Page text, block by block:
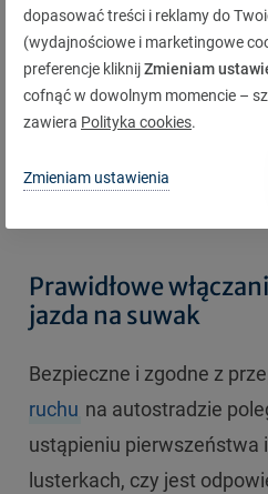
Trzeba także zachować
może zdarzyć się tak, że
chciał zacząć manewr
kierowców stale
do tego z zawrotną
będzie po prostu ich
Prawidłowe
jazda na suwak
Bezpieczne i zgodne z
ruchu na autostradzie
ustąpieniu pierwszeństwa
lusterkach, czy jest
dopasować treści i reklamy do
(wydajnościowe i marketingowe
preferencje kliknijZmieniam
cofnąć w dowolnym momencie –
zawiera Polityka cookies.
Zmieniam ustawienia